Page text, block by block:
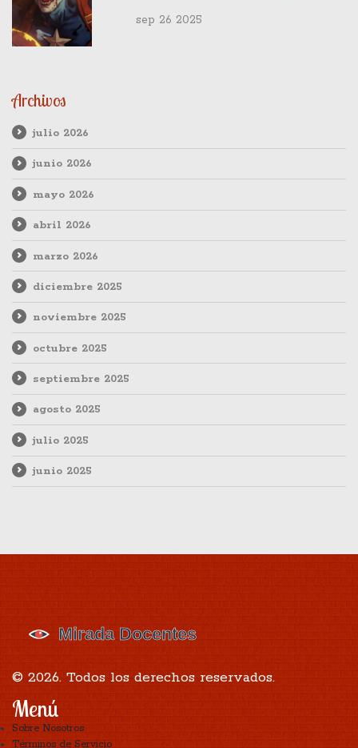
ilusión mortal
sep 26 2025
Archivos
julio 2026
junio 2026
mayo 2026
abril 2026
marzo 2026
diciembre 2025
noviembre 2025
octubre 2025
septiembre 2025
agosto 2025
julio 2025
junio 2025
© 2026. Todos los derechos reservados.
Menú
Sobre Nosotros
Términos de Servicio